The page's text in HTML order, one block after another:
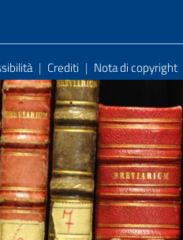
| Crediti | Nota di copyright